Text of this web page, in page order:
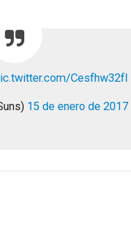
Cesfhw32fI
15 de enero de 2017